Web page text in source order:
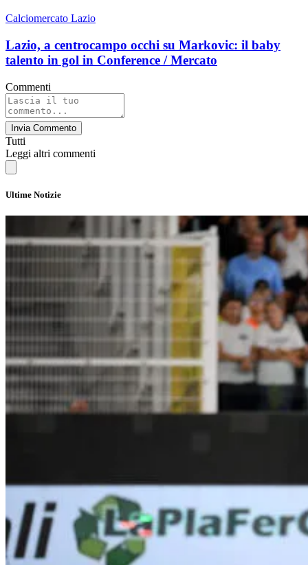
Calciomercato Lazio
Lazio, a centrocampo occhi su Markovic: il baby
talento in gol in Conference / Mercato
Commenti
Invia Commento
Tutti
Leggi altri commenti
Ultime Notizie